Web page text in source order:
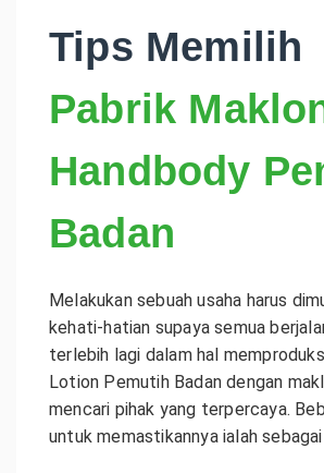
Tips Memilih
Pabrik
Handbody
Badan
Melakukan sebuah usaha harus
kehati-hatian supaya semua
terlebih lagi dalam hal
Lotion Pemutih Badan dengan
mencari pihak yang terpercaya.
untuk memastikannya ialah